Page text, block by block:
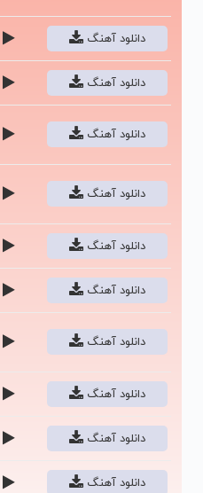
دانلود آهنگ
دانلود آهنگ
دانلود آهنگ
دانلود آهنگ
دانلود آهنگ
دانلود آهنگ
دانلود آهنگ
دانلود آهنگ
دانلود آهنگ
دانلود آهنگ